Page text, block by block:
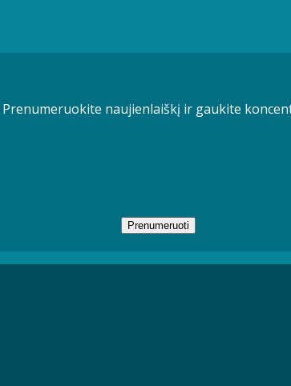
Prenumeruokite naujienlaiškį ir gaukite
Prenumeruoti